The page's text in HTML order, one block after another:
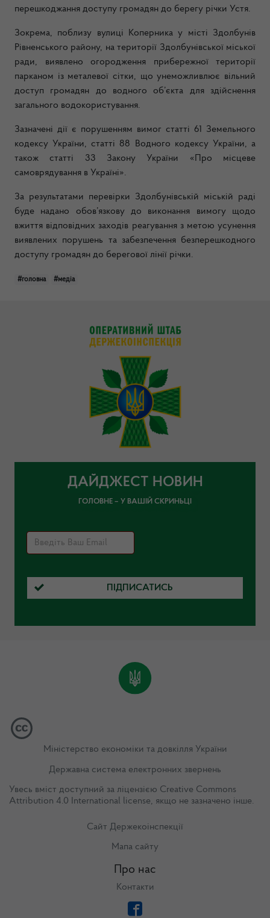
перешкоджання доступу громадян до берегу річки Устя.
Зокрема, поблизу вулиці Коперника у місті Здолбунів
Рівненського району, на території Здолбунівської міської
ради, виявлено огородження прибережної території
парканом із металевої сітки, що унеможливлює вільний
доступ громадян до водного об’єкта для здійснення
загального водокористування.
Зазначені дії є порушенням вимог статті 61 Земельного
кодексу України, статті 88 Водного кодексу України, а
також статті 33 Закону України «Про місцеве
самоврядування в Україні».
За результатами перевірки Здолбунівській міській раді
буде надано обов’язкову до виконання вимогу щодо
вжиття відповідних заходів реагування з метою усунення
виявлених порушень та забезпечення безперешкодного
доступу громадян до берегової лінії річки.
#головна #медіа
ДАЙДЖЕСТ НОВИН
ГОЛОВНЕ – У ВАШІЙ СКРИНЬЦІ
ПІДПИСАТИСЬ
Міністерство економіки та довкілля України
Державна система електронних звернень
Увесь вміст доступний за ліцензією Creative Commons
Attribution 4.0 International license, якщо не зазначено інше.
Сайт Держекоінспекції
Мапа сайту
Про нас
Контакти